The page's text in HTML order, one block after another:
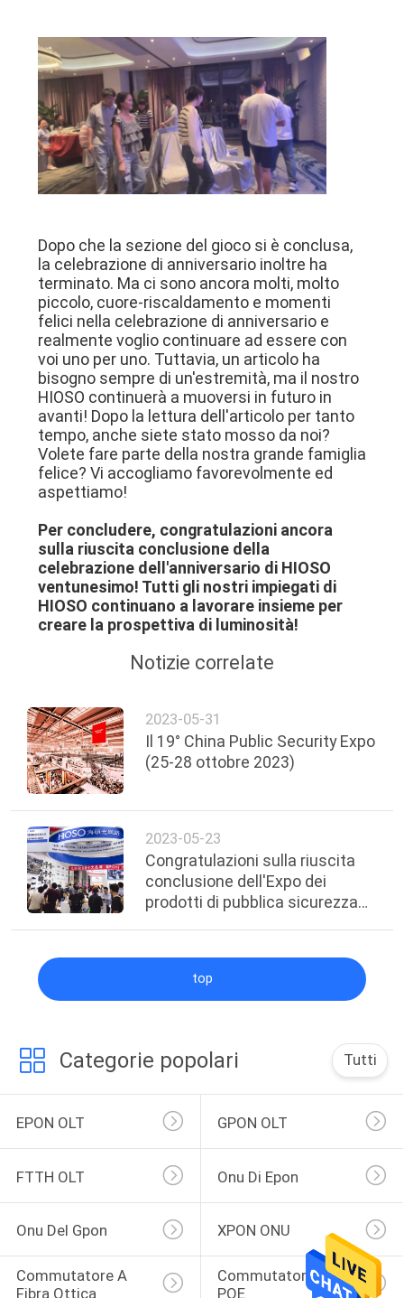
Dopo che la sezione del gioco si è conclusa,
la celebrazione di anniversario inoltre ha
terminato. Ma ci sono ancora molti, molto
piccolo, cuore-riscaldamento e momenti
felici nella celebrazione di anniversario e
realmente voglio continuare ad essere con
voi uno per uno. Tuttavia, un articolo ha
bisogno sempre di un'estremità, ma il nostro
HIOSO continuerà a muoversi in futuro in
avanti! Dopo la lettura dell'articolo per tanto
tempo, anche siete stato mosso da noi?
Volete fare parte della nostra grande famiglia
felice? Vi accogliamo favorevolmente ed
aspettiamo!
Per concludere, congratulazioni ancora
sulla riuscita conclusione della
celebrazione dell'anniversario di HIOSO
ventunesimo! Tutti gli nostri impiegati di
HIOSO continuano a lavorare insieme per
creare la prospettiva di luminosità!
Notizie correlate
2023-05-31
Il 19° China Public Security Expo
(25-28 ottobre 2023)
2023-05-23
Congratulazioni sulla riuscita
conclusione dell'Expo dei
prodotti di pubblica sicurezza
top
Categorie popolari Tutti
EPON OLT GPON OLT
FTTH OLT Onu Di Epon
Onu Del Gpon XPON ONU
Commutatore A
Fibra Ottica
Commutatore Di
POE